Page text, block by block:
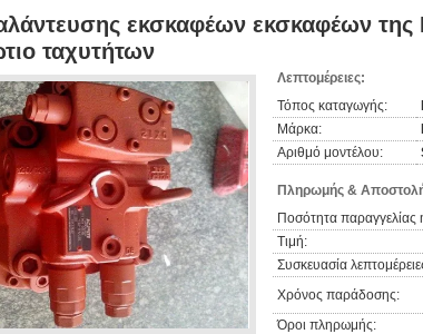
εκσκαφέων εκσκαφέων της
ταχυτήτων
Λεπτομέρειες:
Τόπος καταγωγής:
Μάρκα:
Αριθμό μοντέλου:
Πληρωμής &
Ποσότητα παραγγελίας
Τιμή:
Συσκευασία
Χρόνος παράδοσης:
Όροι πληρωμής: